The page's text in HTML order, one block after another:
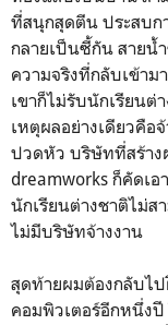
ที่สนุกสุดตีน ประสบก
กลายเป็นซี้กัน สายน้
ความจริงที่กลับเข้า
เขาก็ไม่รับนักเรียนต่
เหตุผลอย่างเดียวคือ
ปวดหัว บริษัทที่สร้าง
dreamworks ก็คัดเ
นักเรียนต่างชาติไม่ส
ไม่มีบริษัทจ้างงาน
สุดท้ายผมต้องกลับไ
คอมพิวเตอร์อีกหนึ่งปี